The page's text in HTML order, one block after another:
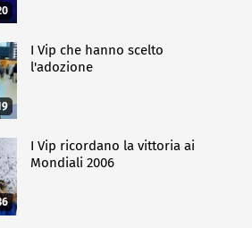
I Vip che hanno scelto
l'adozione
I Vip ricordano la vittoria ai
Mondiali 2006